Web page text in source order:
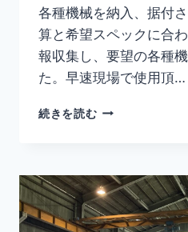
各種機械を納入、据付
算と希望スペックに合
報収集し、要望の各種
た。早速現場で使用頂…
続きを読む